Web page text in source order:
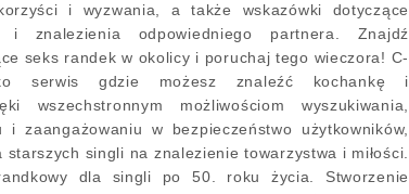
i wyzwania, a także wskazówki dotyczące
i znalezienia odpowiedniego partnera. Znajdź
seks randek w okolicy i poruchaj tego wieczora! C-
serwis gdzie możesz znaleźć kochankę i
wszechstronnym możliwościom wyszukiwania,
zaangażowaniu w bezpieczeństwo użytkowników,
singli na znalezienie towarzystwa i miłości.
dla singli po 50. roku życia. Stworzenie